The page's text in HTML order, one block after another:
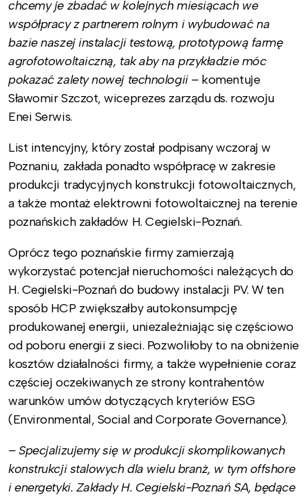
chcemy je zbadać w kolejnych miesiącach we
współpracy z partnerem rolnym i wybudować na
bazie naszej instalacji testową, prototypową farmę
agrofotowoltaiczną, tak aby na przykładzie móc
pokazać zalety nowej technologii – komentuje
Sławomir Szczot, wiceprezes zarządu ds. rozwoju
Enei Serwis.
List intencyjny, który został podpisany wczoraj w
Poznaniu, zakłada ponadto współpracę w zakresie
produkcji tradycyjnych konstrukcji fotowoltaicznych,
a także montaż elektrowni fotowoltaicznej na terenie
poznańskich zakładów H. Cegielski-Poznań.
Oprócz tego poznańskie firmy zamierzają
wykorzystać potencjał nieruchomości należących do
H. Cegielski-Poznań do budowy instalacji PV. W ten
sposób HCP zwiększałby autokonsumpcję
produkowanej energii, uniezależniając się częściowo
od poboru energii z sieci. Pozwoliłoby to na obniżenie
kosztów działalności firmy, a także wypełnienie coraz
częściej oczekiwanych ze strony kontrahentów
warunków umów dotyczących kryteriów ESG
(Environmental, Social and Corporate Governance).
– Specjalizujemy się w produkcji skomplikowanych
konstrukcji stalowych dla wielu branż, w tym offshore
i energetyki. Zakłady H. Cegielski-Poznań SA, będące